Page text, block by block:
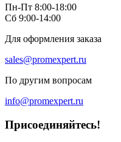
Пн-Пт 8:00-18:00
Сб 9:00-14:00
Для оформления заказа
sales@promexpert.ru
По другим вопросам
info@promexpert.ru
Присоединяйтесь!